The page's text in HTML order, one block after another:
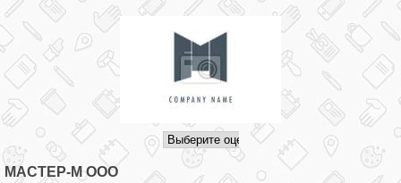
МАСТЕР-М ООО